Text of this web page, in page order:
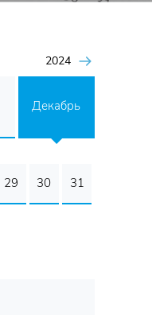
2024
Декабрь
29 30 31